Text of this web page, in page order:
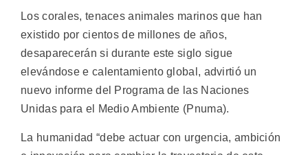
Los corales, tenaces animales marinos que han
existido por cientos de millones de años,
desaparecerán si durante este siglo sigue
elevándose e calentamiento global, advirtió un
nuevo informe del Programa de las Naciones
Unidas para el Medio Ambiente (Pnuma).
La humanidad “debe actuar con urgencia, ambición